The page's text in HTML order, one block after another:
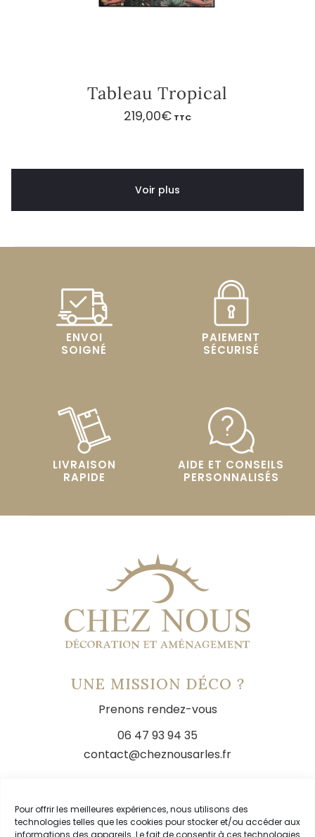
Pour offrir les meilleures expériences, nous utilisons des
technologies telles que les cookies pour stocker et/ou accéder aux
informations des appareils. Le fait de consentir à ces technologies
Tableau Tropical
219,00€ TTC
Voir plus
ENVOI
SOIGNÉ
PAIEMENT
SÉCURISÉ
LIVRAISON
RAPIDE
AIDE ET CONSEILS
PERSONNALISÉS
UNE MISSION DÉCO ?
Prenons rendez-vous
06 47 93 94 35
contact@cheznousarles.fr
Livraison